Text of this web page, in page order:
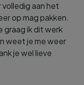
aan het
op mag pakken.
graag ik dit werk
weet je me weer
je wel lieve